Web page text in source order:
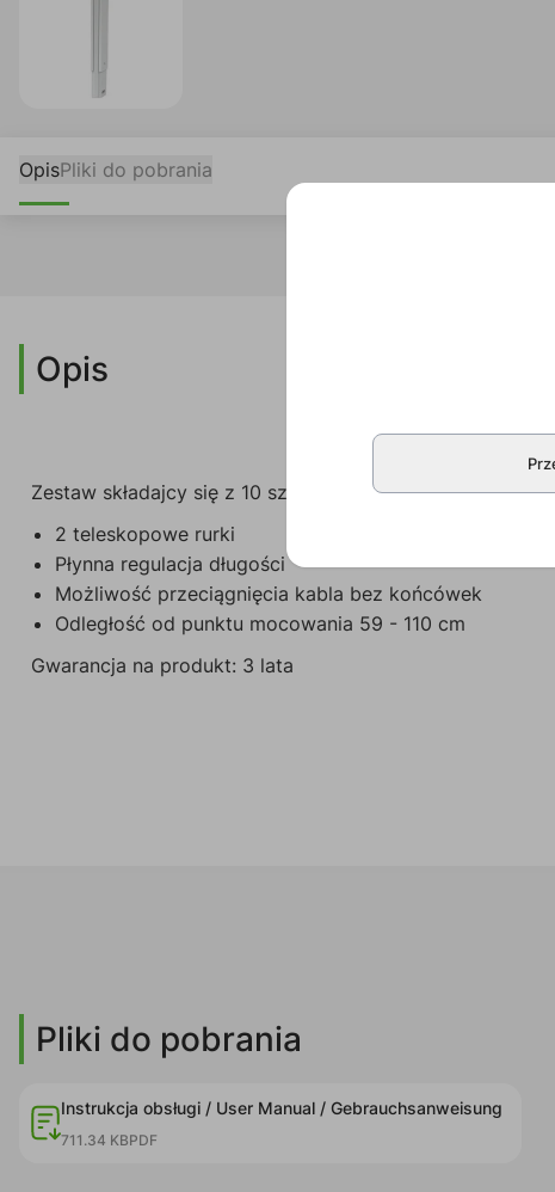
OpisPliki do pobrania
Opis
Zestaw składajcy się z 10 szt. przedłużeń do uchwytu
2 teleskopowe rurki
Płynna regulacja długości
Możliwość przeciągnięcia kabla bez końcówek
Odległość od punktu mocowania 59 - 110 cm
Gwarancja na produkt: 3 lata
Pliki do pobrania
Instrukcja obsługi / User Manual / Gebrauchsanweisung
711.34 KBPDF